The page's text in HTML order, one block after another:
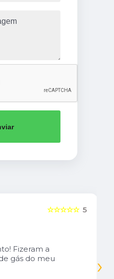
5
☆☆☆☆☆
Fizeram a
gás do meu
›